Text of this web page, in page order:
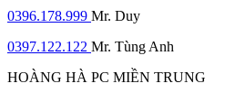
0396.178.999 Mr. Duy
0397.122.122 Mr. Tùng Anh
HOÀNG HÀ PC MIỀN TRUNG